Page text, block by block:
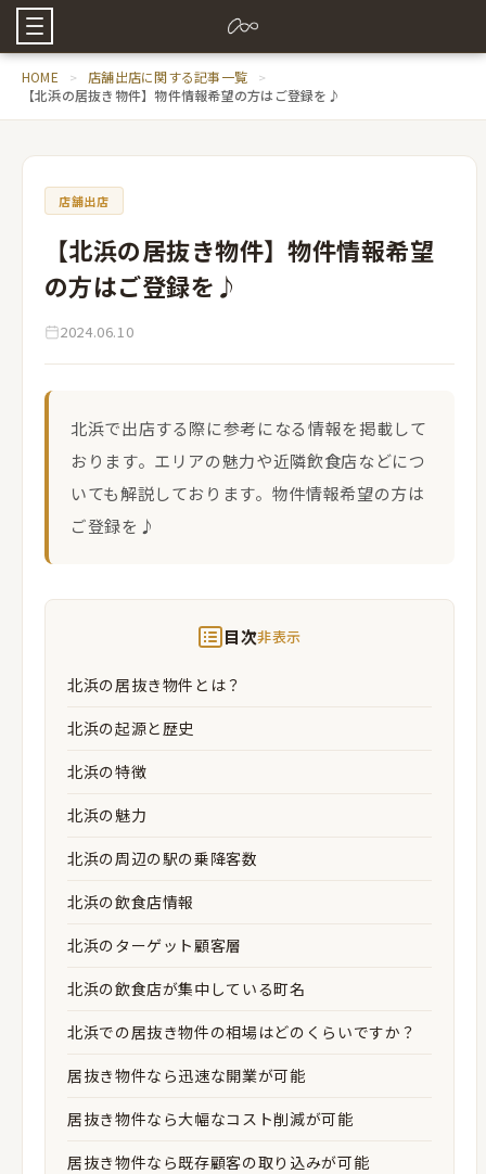
HOME
店舗出店に関する記事一覧
【北浜の居抜き物件】物件情報希望の方はご登録を♪
店舗出店
【北浜の居抜き物件】物件情報希望
の方はご登録を♪
2024.06.10
北浜で出店する際に参考になる情報を掲載して
おります。エリアの魅力や近隣飲食店などにつ
いても解説しております。物件情報希望の方は
ご登録を♪
目次非表示
北浜の居抜き物件とは？
北浜の起源と歴史
北浜の特徴
北浜の魅力
北浜の周辺の駅の乗降客数
北浜の飲食店情報
北浜のターゲット顧客層
北浜の飲食店が集中している町名
北浜での居抜き物件の相場はどのくらいですか？
居抜き物件なら迅速な開業が可能
居抜き物件なら大幅なコスト削減が可能
居抜き物件なら既存顧客の取り込みが可能